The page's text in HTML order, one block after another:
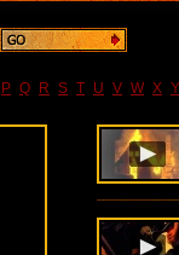
P Q R S T U V W X Y